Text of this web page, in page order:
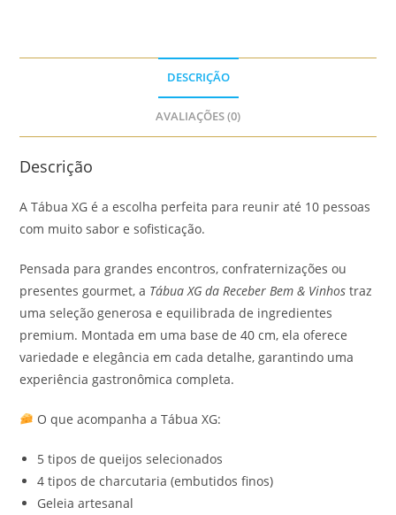
DESCRIÇÃO
AVALIAÇÕES (0)
Descrição
A Tábua XG é a escolha perfeita para reunir até 10 pessoas
com muito sabor e sofisticação.
Pensada para grandes encontros, confraternizações ou
presentes gourmet, a Tábua XG da Receber Bem & Vinhos traz
uma seleção generosa e equilibrada de ingredientes
premium. Montada em uma base de 40 cm, ela oferece
variedade e elegância em cada detalhe, garantindo uma
experiência gastronômica completa.
O que acompanha a Tábua XG:
5 tipos de queijos selecionados
4 tipos de charcutaria (embutidos finos)
Geleia artesanal